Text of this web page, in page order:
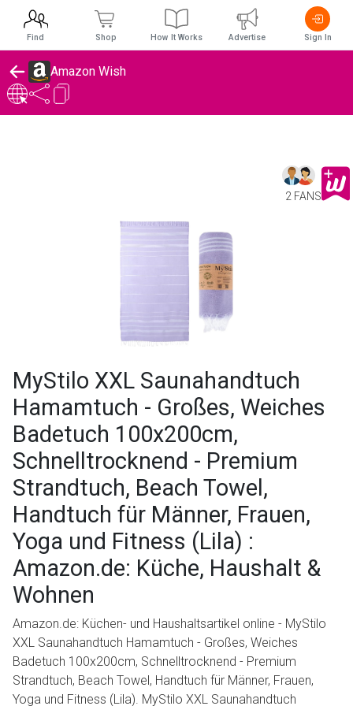
Amazon Wish
2 FANS
MyStilo XXL Saunahandtuch
Hamamtuch - Großes, Weiches
Badetuch 100x200cm,
Schnelltrocknend - Premium
Strandtuch, Beach Towel,
Handtuch für Männer, Frauen,
Yoga und Fitness (Lila) :
Amazon.de: Küche, Haushalt &
Wohnen
Amazon.de: Küchen- und Haushaltsartikel online - MyStilo
XXL Saunahandtuch Hamamtuch - Großes, Weiches
Badetuch 100x200cm, Schnelltrocknend - Premium
Strandtuch, Beach Towel, Handtuch für Männer, Frauen,
Yoga und Fitness (Lila). MyStilo XXL Saunahandtuch
Find Shop How It Works Advertise Sign In